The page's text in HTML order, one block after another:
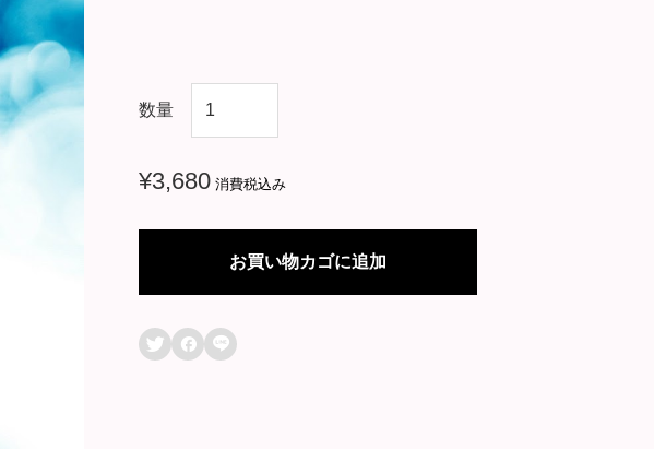
数量
国
ド
か
¥3,680 消費税込み
お買い物カゴに追加
  